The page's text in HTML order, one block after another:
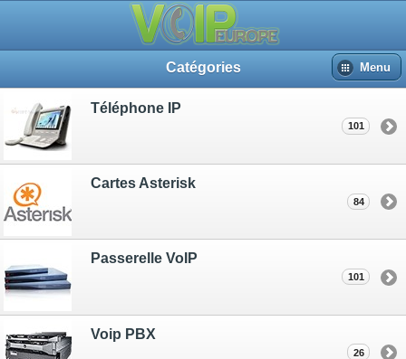
Catégories Menu
Téléphone IP
101
Cartes Asterisk
84
Passerelle VoIP
101
Voip PBX
26